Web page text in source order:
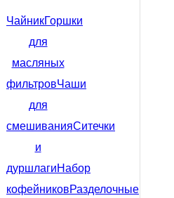
ЧайникГоршки
для
масляных
фильтровЧаши
для
смешиванияСитечки
и
дуршлагиНабор
кофейниковРазделочные